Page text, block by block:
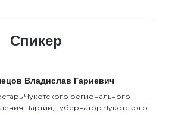
Спикер
Владислав Гариевич
Чукотского регионального
Партии, Губернатор Чукотского